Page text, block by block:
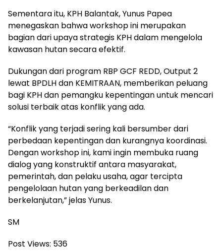
Sementara itu, KPH Balantak, Yunus Papea
menegaskan bahwa workshop ini merupakan
bagian dari upaya strategis KPH dalam mengelola
kawasan hutan secara efektif.
Dukungan dari program RBP GCF REDD, Output 2
lewat BPDLH dan KEMITRAAN, memberikan peluang
bagi KPH dan pemangku kepentingan untuk mencari
solusi terbaik atas konflik yang ada.
“Konflik yang terjadi sering kali bersumber dari
perbedaan kepentingan dan kurangnya koordinasi.
Dengan workshop ini, kami ingin membuka ruang
dialog yang konstruktif antara masyarakat,
pemerintah, dan pelaku usaha, agar tercipta
pengelolaan hutan yang berkeadilan dan
berkelanjutan,” jelas Yunus.
SM
Post Views: 536